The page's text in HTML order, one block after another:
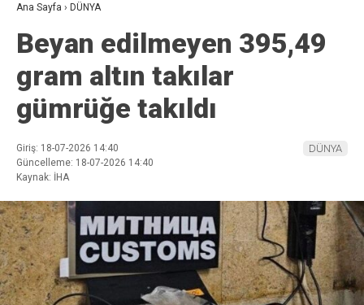
Ana Sayfa › DÜNYA
Beyan edilmeyen 395,49
gram altın takılar
gümrüğe takıldı
Giriş: 18-07-2026 14:40
Güncelleme: 18-07-2026 14:40
Kaynak: İHA
DÜNYA